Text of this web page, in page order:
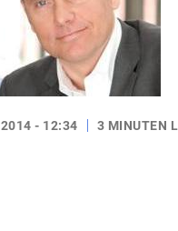
- 12:34 3 MINUTEN